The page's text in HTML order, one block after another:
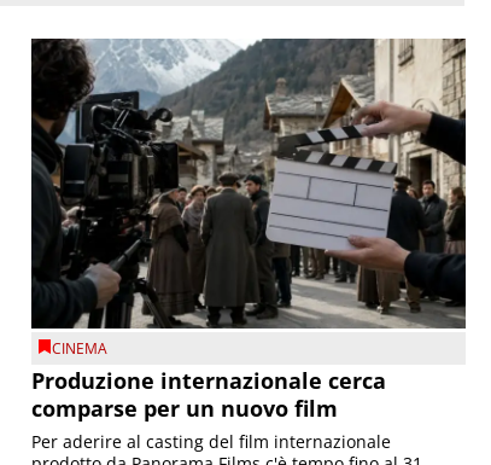
CINEMA
Produzione internazionale cerca
comparse per un nuovo film
Per aderire al casting del film internazionale